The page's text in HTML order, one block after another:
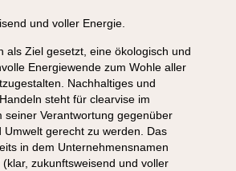
und voller Energie.
als Ziel gesetzt, eine ökologisch und
Energiewende zum Wohle aller
Nachhaltiges und
steht für clearvise im
seiner Verantwortung gegenüber
Umwelt gerecht zu werden. Das
in dem Unternehmensnamen
(klar, zukunftsweisend und voller